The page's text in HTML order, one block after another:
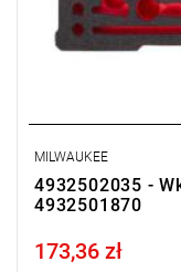
MILWAUKEE
4932502035 -
4932501870
Price tax included
173,36 zł